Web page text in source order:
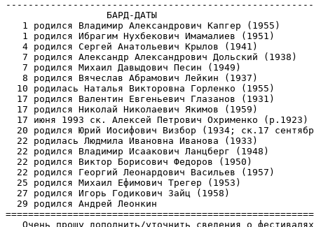
                  БАРД-ДАТЫ
   1 родился Владимир Александрович Капгер (1955)
   1 родился Ибрагим Нухбекович Имамалиев (1951)
   4 родился Сергей Анатольевич Крылов (1941)
   7 родился Александр Александрович Дольский (1938)
   7 родился Михаил Давыдович Песин (1949)
   8 родился Вячеслав Абрамович Лейкин (1937)
  10 родилась Наталья Викторовна Горленко (1955)
  17 родился Валентин Евгеньевич Глазанов (1931)
  17 родился Николай Николаевич Якимов (1959)
  17 июня 1993 ск. Алексей Петрович Охрименко (р.1923)
20 родился Юрий Иосифович Визбор (1934; ск.17
  22 родилась Людмила Ивановна Иванова (1933)
  22 родился Владимир Исаакович Ланцберг (1948)
  22 родился Виктор Борисович Федоров (1950)
  22 родился Георгий Леонардович Васильев (1957)
  25 родился Михаил Ефимович Трегер (1953)
  27 родился Игорь Годикович Зайц (1958)
  29 родился Андрей Леонкин
Очень прошу дополнить/уточнить сведения о